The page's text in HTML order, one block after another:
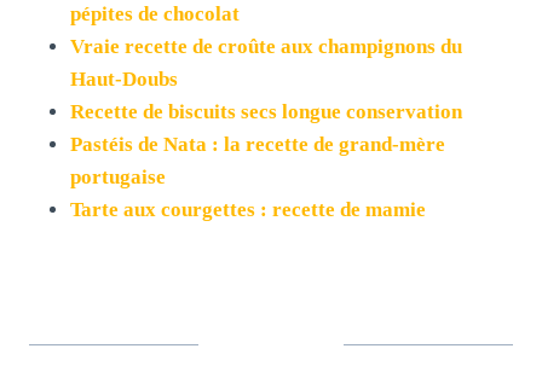
pépites de chocolat
Vraie recette de croûte aux champignons du
Haut-Doubs
Recette de biscuits secs longue conservation
Pastéis de Nata : la recette de grand-mère
portugaise
Tarte aux courgettes : recette de mamie